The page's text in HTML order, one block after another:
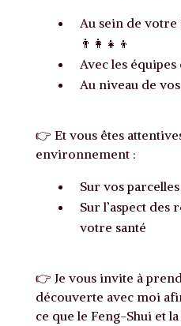
Au sein de votre
👨‍👩‍👧‍👦
Avec les équipes
Au niveau de
👉 Et vous êtes
environnement :
Sur vos parcelles
Sur l’aspect des
votre santé
👉 Je vous invite à
découverte avec moi
ce que le Feng-Shui et